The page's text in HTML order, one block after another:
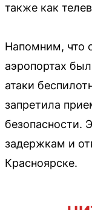
также как
Напомним, что
аэропортах
атаки
запретила
безопасности.
задержкам и
Красноярске.